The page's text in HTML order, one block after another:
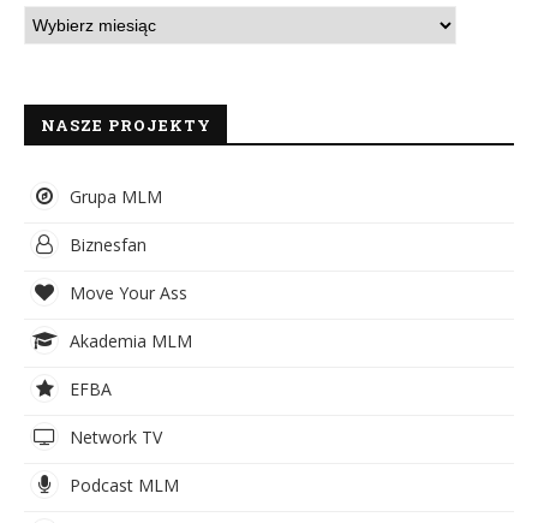
NASZE PROJEKTY
Grupa MLM
Biznesfan
Move Your Ass
Akademia MLM
EFBA
Network TV
Podcast MLM